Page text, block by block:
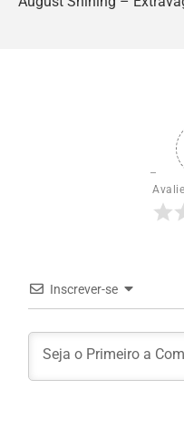
Inscrever-se